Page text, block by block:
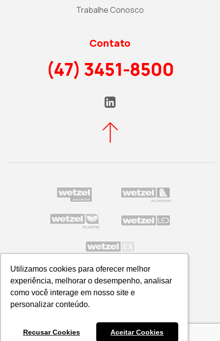
Utilizamos cookies para oferecer melhor
experiência, melhorar o desempenho, analisar
como você interage em nosso site e
personalizar conteúdo.
Recusar Cookies Aceitar Cookies
Utilizamos cookies para oferecer melhor
experiência, melhorar o desempenho, analisar
como você interage em nosso site e
personalizar conteúdo.
Recusar Cookies Aceitar Cookies
Trabalhe Conosco
Contato
(47) 3451-8500
Política de Privacidade
WETZEL S/A © 2026